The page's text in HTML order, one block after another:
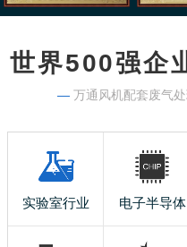
世界500强企
— 万通风机配套废气
实验室行业 电子半导体